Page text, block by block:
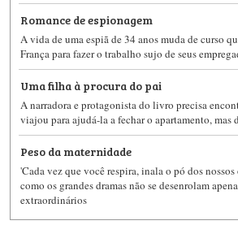
Romance de espionagem
A vida de uma espiã de 34 anos muda de curso
França para fazer o trabalho sujo de seus
Uma filha à procura do pai
A narradora e protagonista do livro precisa
viajou para ajudá-la a fechar o apartamento, mas
Peso da maternidade
'Cada vez que você respira, inala o pó dos nossos
como os grandes dramas não se desenrolam
extraordinários